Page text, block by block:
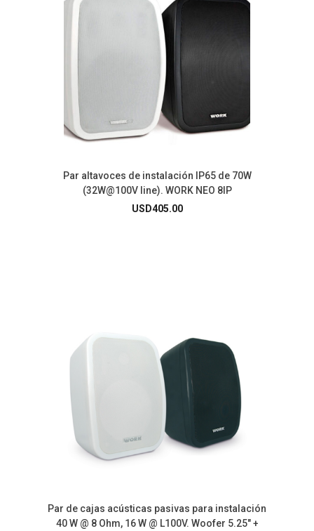
Par altavoces de instalación IP65 de 70W
(32W@100V line). WORK NEO 8IP
USD405.00
Par de cajas acústicas pasivas para instalación
40 W @ 8 Ohm, 16 W @ L100V. Woofer 5.25″ +